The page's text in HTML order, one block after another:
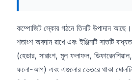
কম্পোজিট স্কোর গঠনে তিনটি উপাদান আছে।
শতাংশ অবদান রাখে এবং ইঞ্জিনটি সাতটি
(হেডার, সারাংশ, মূল ফলাফল,
ফলো-আপ) এবং এগুলোর ভেতরে থাকা ষোলটি
O‘zbekcha
Català
Қазақ тілі